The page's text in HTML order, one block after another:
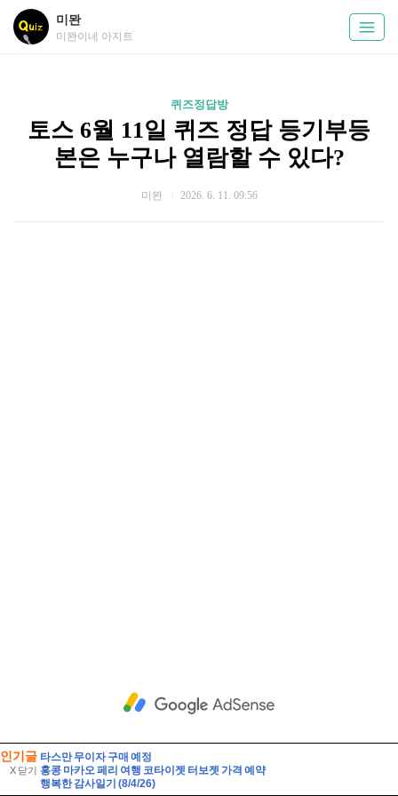
인기글
X 닫기
타스만 무이자 구매 예정
홍콩 마카오 페리 여행 코타이젯 터보젯 가격 예약
행복한 감사일기 (8/4/26)